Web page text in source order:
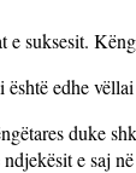
suksesit.
edhe
duke
e saj